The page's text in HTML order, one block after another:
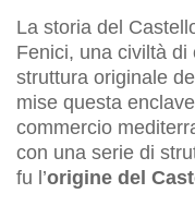
La storia del
Fenici, una civiltà
struttura originale
mise questa
commercio
con una serie di
fu l’origine del